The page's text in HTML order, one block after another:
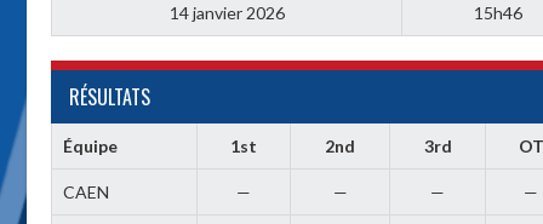
14 janvier 2026 15h46
RÉSULTATS
Équipe 1st 2nd 3rd OT
CAEN — — — —